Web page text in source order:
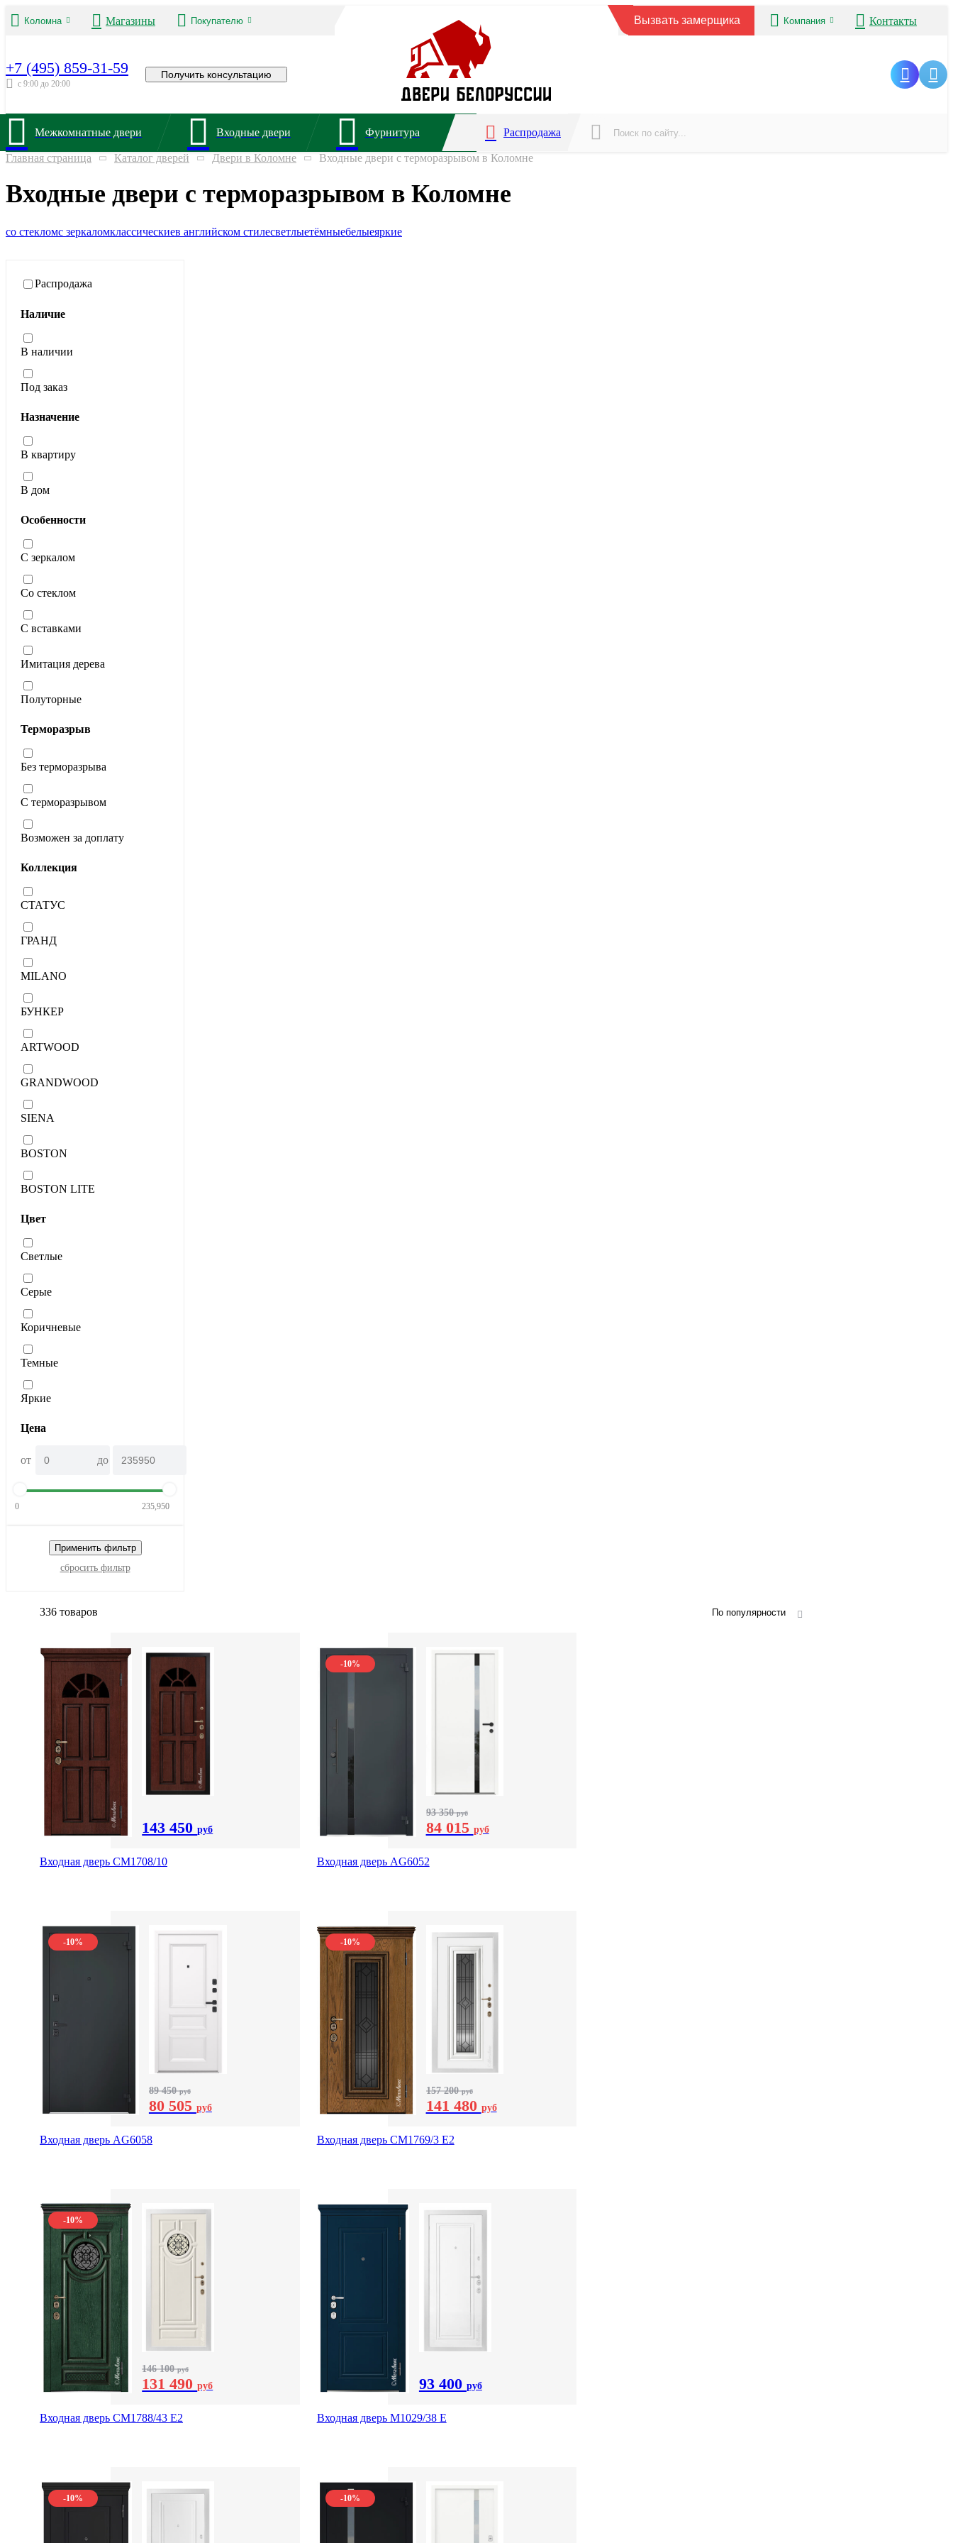
Коломна Магазины Покупателю Вызвать замерщика Компания Контакты
+7 (495) 859-31-59
с 9:00 до 20:00
Получить консультацию
Межкомнатные двери Входные двери Фурнитура Распродажа
Главная страница Каталог дверей Двери в Коломне Входные двери с терморазрывом в Коломне
Входные двери с терморазрывом в Коломне
со стекломс зеркаломклассическиев английском стилесветлыетёмныебелыеяркие
Распродажа
Наличие
В наличии
Под заказ
Назначение
В квартиру
В дом
Особенности
С зеркалом
Со стеклом
С вставками
Имитация дерева
Полуторные
Терморазрыв
Без терморазрыва
С терморазрывом
Возможен за доплату
Коллекция
СТАТУС
ГРАНД
MILANO
БУНКЕР
ARTWOOD
GRANDWOOD
SIENA
BOSTON
BOSTON LITE
Цвет
Светлые
Серые
Коричневые
Темные
Яркие
Цена
от до
0 235,950
Применить фильтр
сбросить фильтр
336 товаров По популярности
143 450руб
Входная дверь CМ1708/10
-10%
93 350руб
84 015 руб
Входная дверь AG6052
-10%
89 450руб
80 505 руб
Входная дверь AG6058
-10%
157 200руб
141 480 руб
Входная дверь СМ1769/3 Е2
-10%
146 100руб
131 490руб
Входная дверь СМ1788/43 E2
93 400 руб
Входная дверь М1029/38 E
-10% -10%